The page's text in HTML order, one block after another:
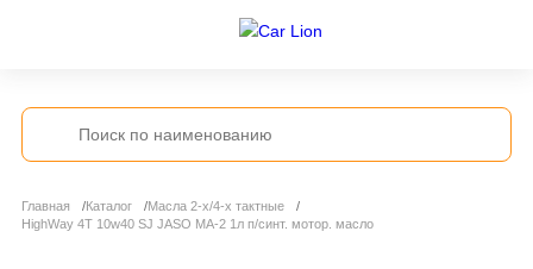
Главная Каталог
Масла 2-х/4-х тактные
HighWay 4T 10w40 SJ JASO MA-2 1л п/синт. мотор. масло